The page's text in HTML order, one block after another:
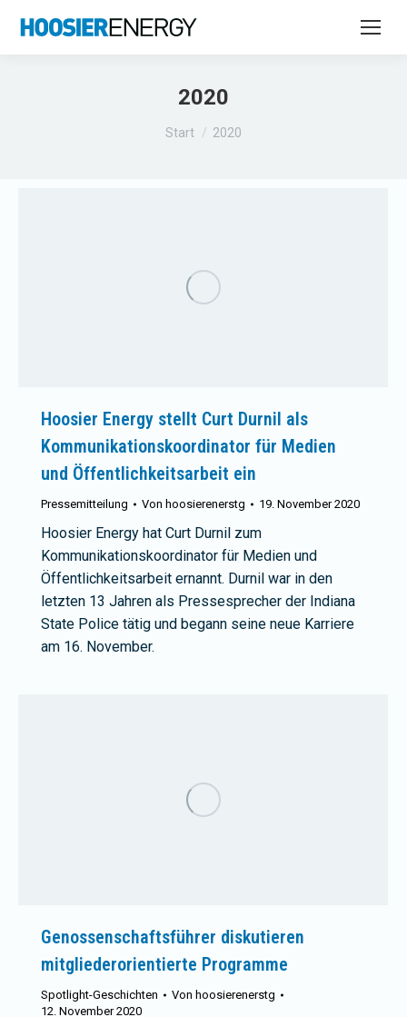
2020
Sie befinden sich hier:
Start 2020
Hoosier Energy stellt Curt Durnil als
Kommunikationskoordinator für Medien
und Öffentlichkeitsarbeit ein
Pressemitteilung Von hoosierenerstg 19. November 2020
Hoosier Energy hat Curt Durnil zum
Kommunikationskoordinator für Medien und
Öffentlichkeitsarbeit ernannt. Durnil war in den
letzten 13 Jahren als Pressesprecher der Indiana
State Police tätig und begann seine neue Karriere
am 16. November.
Genossenschaftsführer diskutieren
mitgliederorientierte Programme
Spotlight-Geschichten Von hoosierenerstg
12. November 2020